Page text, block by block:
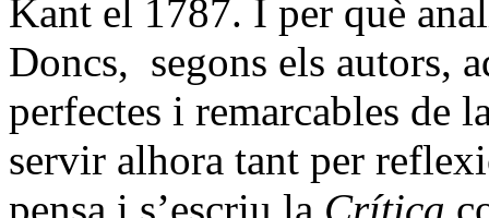
Kant el 1787. I per què
Doncs, segons els autors,
perfectes i remarcables de
servir alhora tant per
pensa i s’escriu la Crítica